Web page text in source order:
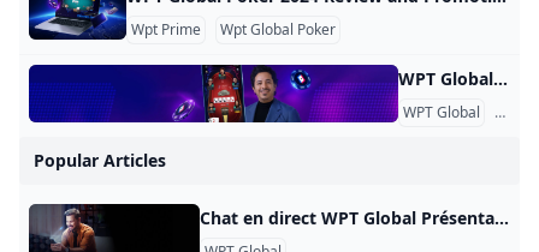
Wpt Prime Wpt Global Poker
WPT Global Account Review Account Verification Why is it necessary to verify the account? As an operator that complies with applicable laws and regulations, we need to verify the identity of players. Therefore, specific documents are required for the verification of player accounts. What documents are required to verify the account? To verify the account, valid identification documents such as ID cards, passports, driver’s licenses, utility bills, and deposit certificates are required. The provided documents should have clear photos where all four corners are visible.
WPT Global KYC
Popular Articles
Chat en direct WPT Global Présentation Dans le monde numérique moderne, le chat en direct est devenu un outil essentiel pour les entreprises qui souhaitent fournir une assistance immédiate à leurs clients. WPT Global, une entreprise leader dans l’industrie du jeu, reconnaît l’importance d’une communication efficace avec les joueurs. Pour améliorer l’expérience client et résoudre les problèmes rapidement, elle a introduit une fonction de chat en direct sur son site Web. Cet article explore les avantages et les fonctionnalités de l’option de chat en direct fournie par WPT Global.